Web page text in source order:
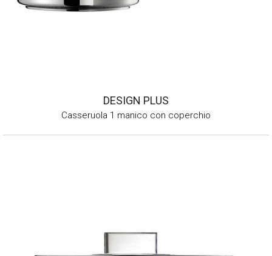
DESIGN PLUS
Casseruola 1 manico con coperchio